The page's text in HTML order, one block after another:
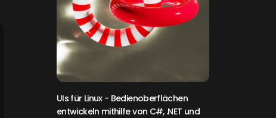
UIs für Linux - Bedienoberflächen
entwickeln mithilfe von C#, .NET und